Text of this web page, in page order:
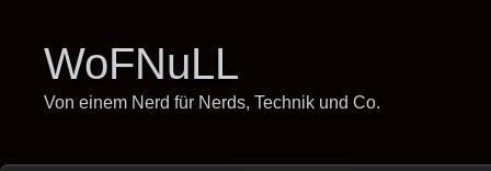
WoFNuLL
Von einem Nerd für Nerds, Technik und Co.